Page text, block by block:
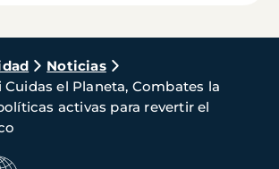
Noticias
Cuidas el Planeta, Combates la
activas para revertir el